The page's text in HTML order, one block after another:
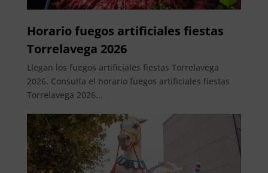
Horario fuegos artificiales fiestas
Torrelavega 2026
Llegan los fuegos artificiales fiestas Torrelavega
2026. Consulta el horario fuegos artificiales fiestas
Torrelavega 2026...